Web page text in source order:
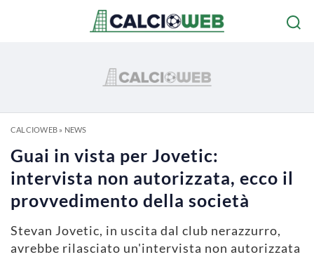
CALCIOWEB» NEWS
Guai in vista per Jovetic:
intervista non autorizzata, ecco il
provvedimento della società
Stevan Jovetic, in uscita dal club nerazzurro,
avrebbe rilasciato un'intervista non autorizzata